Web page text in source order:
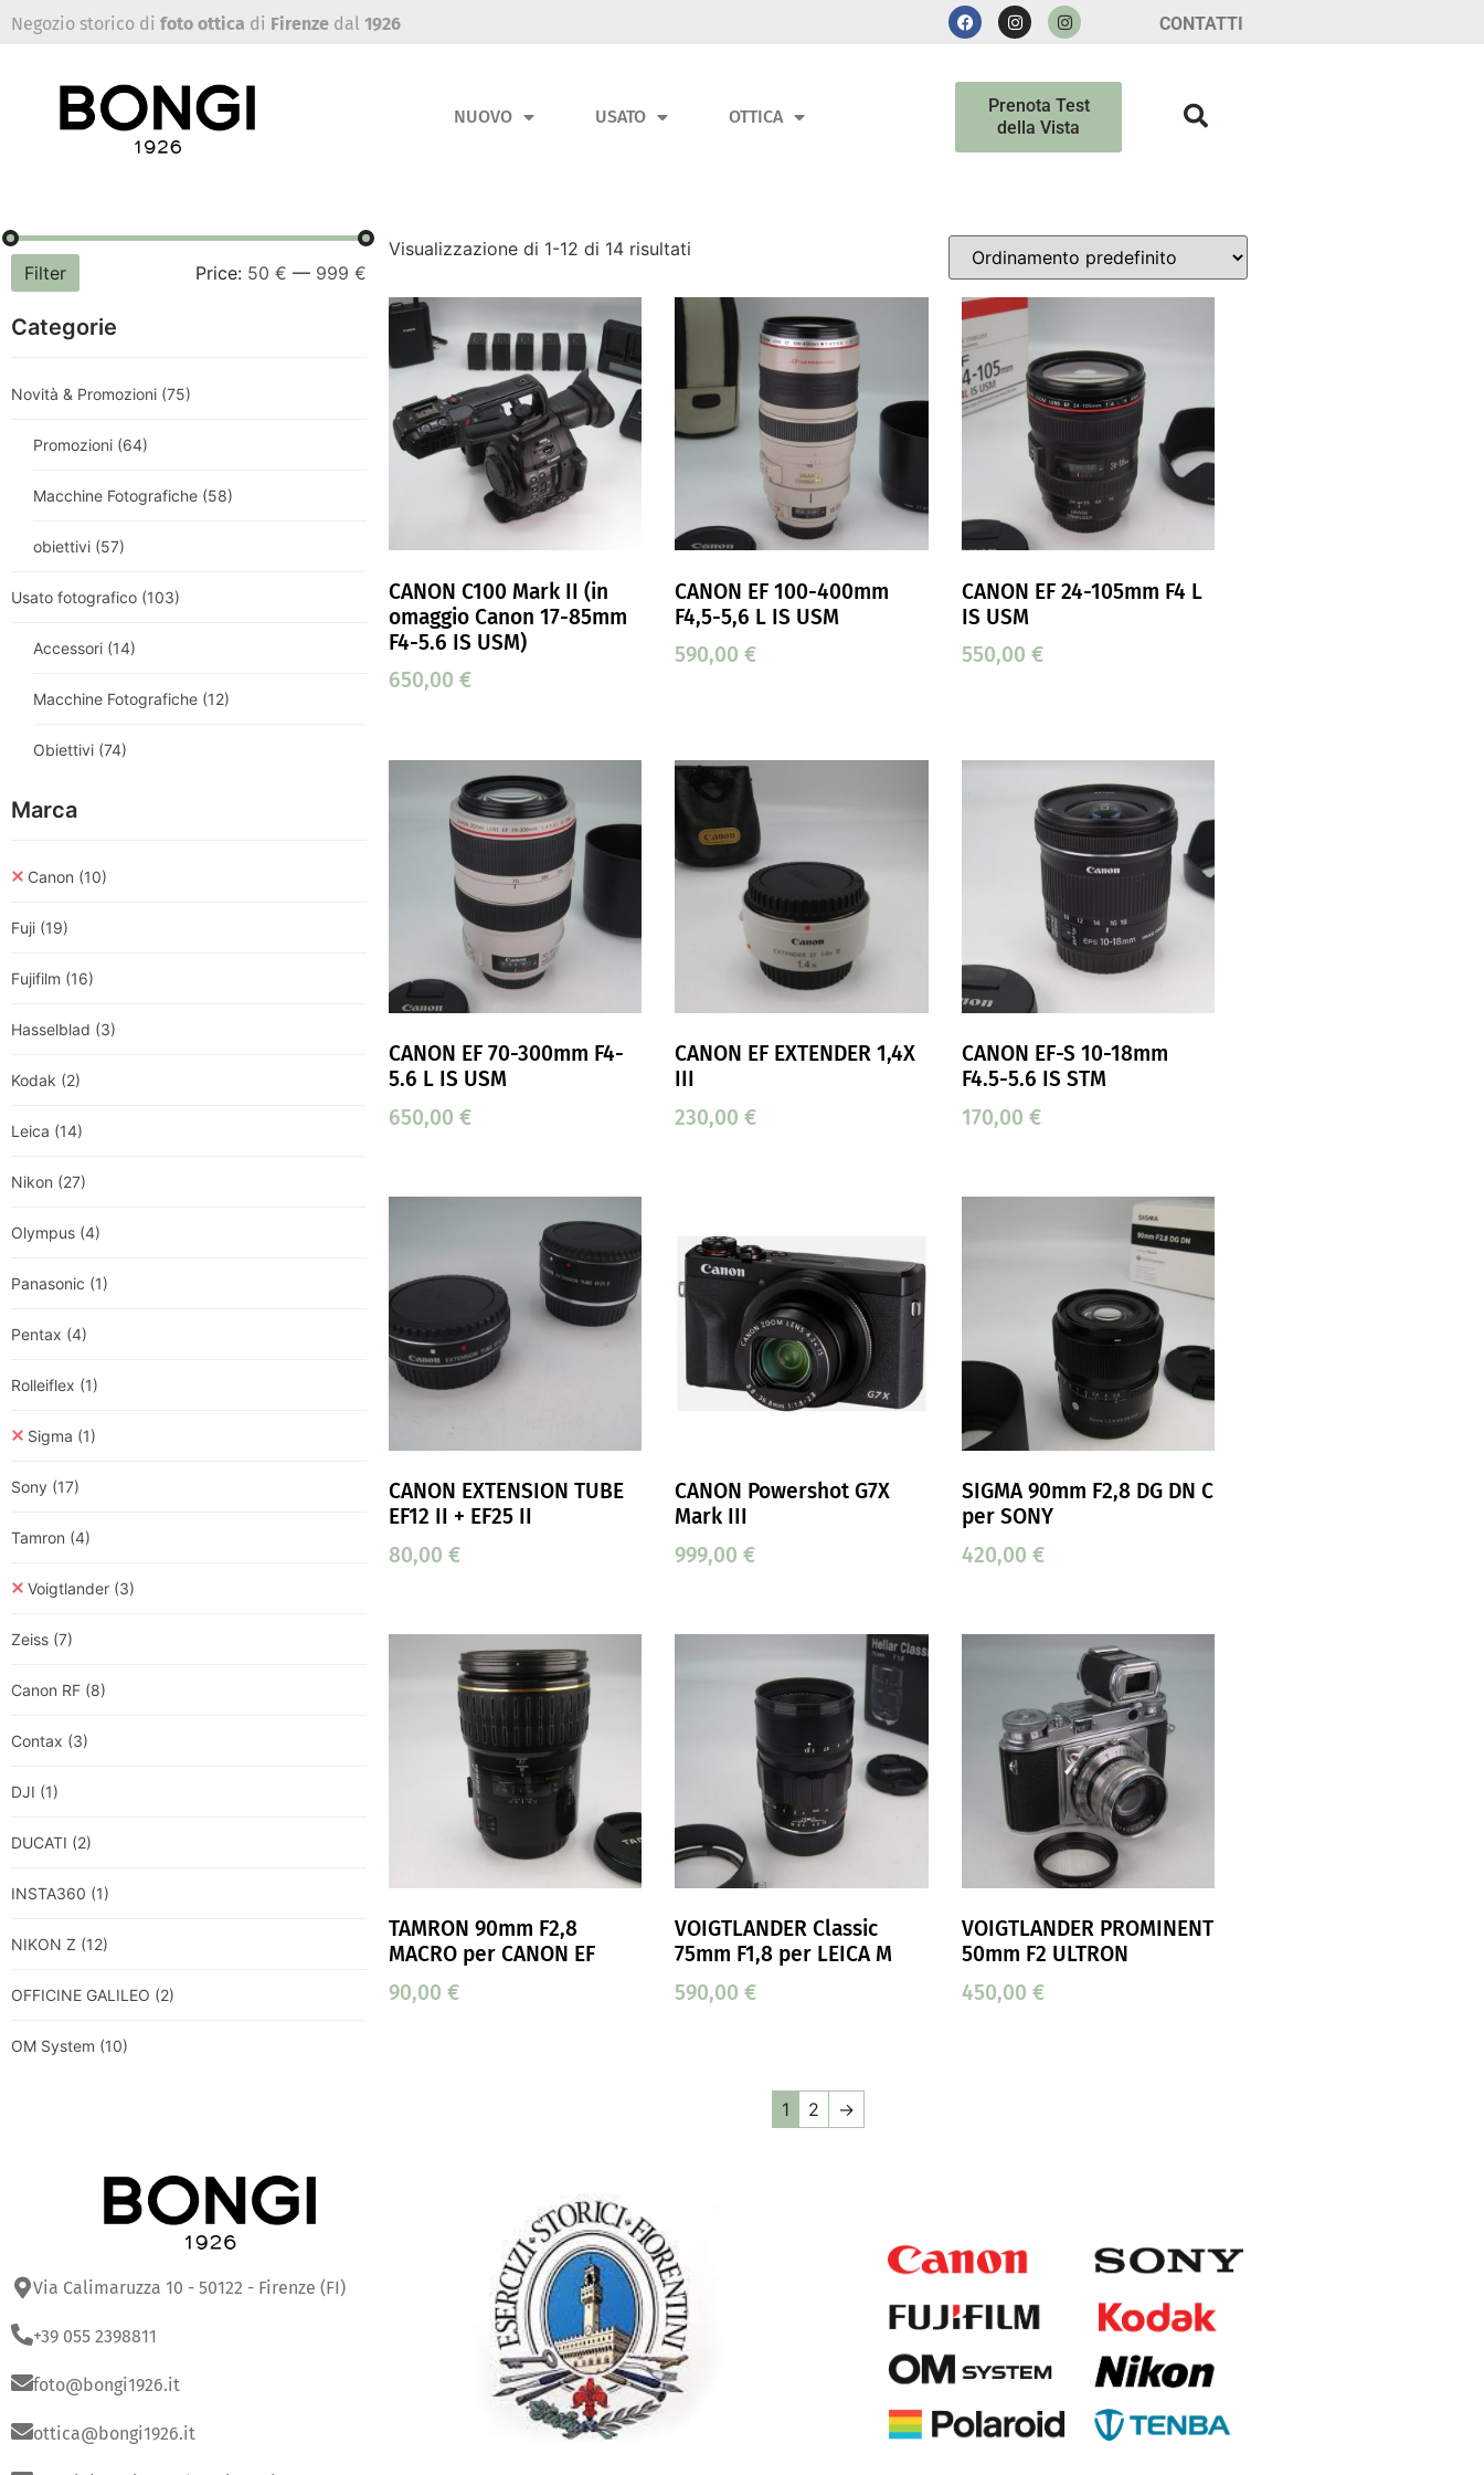
Negozio storico di foto ottica di Firenze dal 1926 CONTATTI
NUOVO USATO OTTICA
Prenota Test
della Vista
Filter Price: 50 € — 999 €
Categorie
Novità & Promozioni (75)
Promozioni (64)
Macchine Fotografiche (58)
obiettivi (57)
Usato fotografico (103)
Accessori (14)
Macchine Fotografiche (12)
Obiettivi (74)
Marca
Canon (10)
Fuji (19)
Fujifilm (16)
Hasselblad (3)
Kodak (2)
Leica (14)
Nikon (27)
Olympus (4)
Panasonic (1)
Pentax (4)
Rolleiflex (1)
Sigma (1)
Sony (17)
Tamron (4)
Voigtlander (3)
Zeiss (7)
Canon RF (8)
Contax (3)
DJI (1)
DUCATI (2)
INSTA360 (1)
NIKON Z (12)
OFFICINE GALILEO (2)
OM System (10)
Visualizzazione di 1-12 di 14 risultati
CANON C100 Mark II (in
omaggio Canon 17-85mm
F4-5.6 IS USM)
650,00 €
CANON EF 100-400mm
F4,5-5,6 L IS USM
590,00€
CANON EF 24-105mm F4 L
IS USM
550,00 €
CANON EF 70-300mm F4-
5.6 L IS USM
650,00 €
CANON EF EXTENDER 1,4X
III
230,00€
CANON EF-S 10-18mm
F4.5-5.6 IS STM
170,00 €
CANON EXTENSION TUBE
EF12 II + EF25 II
80,00 €
CANON Powershot G7X
Mark III
999,00€
SIGMA 90mm F2,8 DG DN C
per SONY
420,00 €
TAMRON 90mm F2,8
MACRO per CANON EF
90,00 €
VOIGTLANDER Classic
75mm F1,8 per LEICA M
590,00€
VOIGTLANDER PROMINENT
50mm F2 ULTRON
450,00 €
1 2 →
Via Calimaruzza 10 - 50122 - Firenze (FI)
+39 055 2398811
foto@bongi1926.it
ottica@bongi1926.it